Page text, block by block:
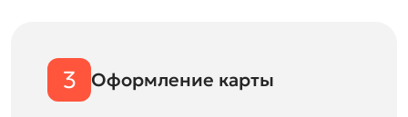
3 Оформление карты